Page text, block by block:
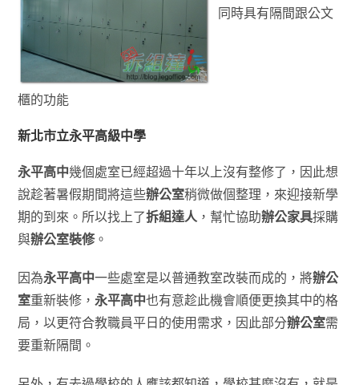
同時具有隔間跟公文
櫃的功能
新北市立永平高級中學
永平高中幾個處室已經超過十年以上沒有整修了，因此想
說趁著暑假期間將這些辦公室稍微做個整理，來迎接新學
期的到來。所以找上了拆組達人 ，幫忙協助辦公家具採購
與辦公室裝修。
因為永平高中一些處室是以普通教室改裝而成的，將辦公
室重新裝修，永平高中也有意趁此機會順便更換其中的格
局，以更符合教職員平日的使用需求，因此部分辦公室需
要重新隔間。